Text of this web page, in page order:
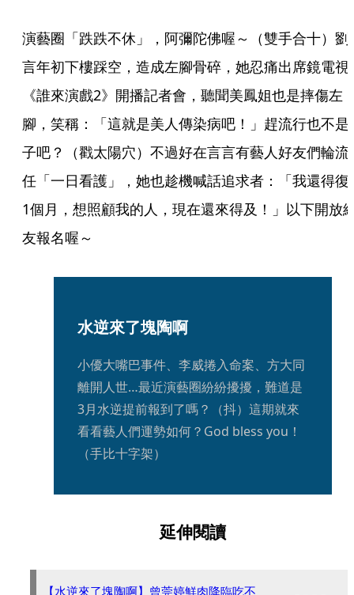
演藝圈「跌跌不休」，阿彌陀佛喔～（雙手合十）劉
言年初下樓踩空，造成左腳骨碎，她忍痛出席鏡電視
《誰來演戲2》開播記者會，聽聞美鳳姐也是摔傷左
腳，笑稱：「這就是美人傳染病吧！」趕流行也不是
子吧？（戳太陽穴）不過好在言言有藝人好友們輪流
任「一日看護」，她也趁機喊話追求者：「我還得復
1個月，想照顧我的人，現在還來得及！」以下開放
友報名喔～
水逆來了塊陶啊
小優大嘴巴事件、李威捲入命案、方大同
離開人世…最近演藝圈紛紛擾擾，難道是
3月水逆提前報到了嗎？（抖）這期就來
看看藝人們運勢如何？God bless you！
（手比十字架）
延伸閱讀
【水逆來了塊陶啊】曾莞婷鮮肉降臨吃不